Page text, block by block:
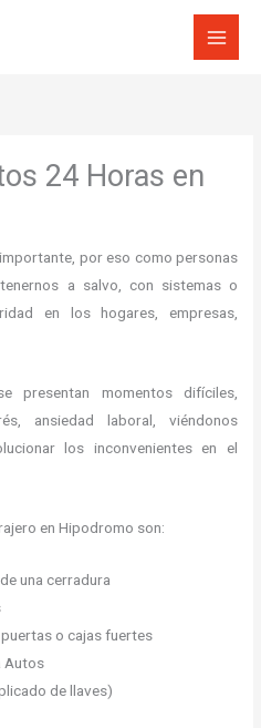
24 Horas en
por eso como personas
a salvo, con sistemas o
en los hogares, empresas,
momentos difíciles,
ansiedad laboral, viéndonos
los inconvenientes en el
en Hipodromo son:
una cerradura
o cajas fuertes
Autos
de llaves)